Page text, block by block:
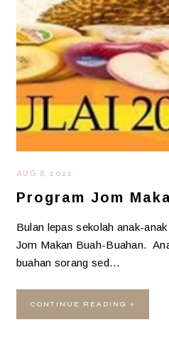
AUG 8, 2022
Program Jom
Bulan lepas sekolah anak-
Jom Makan Buah-Buahan.
buahan sorang sed…
CONTINUE READING »